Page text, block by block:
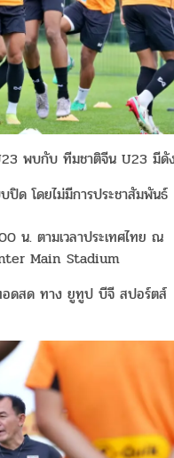
พบกับ ทีมชาติจีน U23 มีดั
ด โดยไม่มีการประชาสัมพันธ์
น. ตามเวลาประเทศไทย ณ
Main Stadium
อดสด ทาง ยูทูป บีจี สปอร์ตส์